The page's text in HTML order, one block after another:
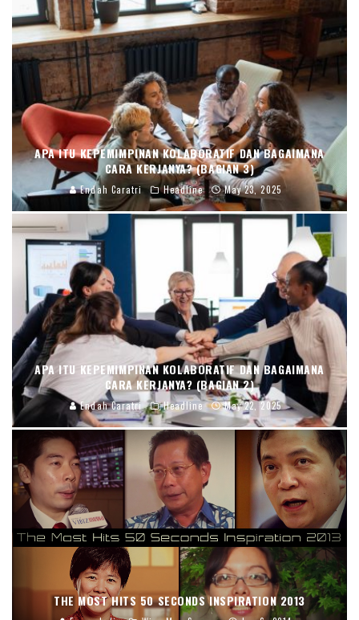
APA ITU KEPEMIMPINAN KOLABORATIF DAN BAGAIMANA
CARA KERJANYA? (BAGIAN 3)
Endah Caratri Headline May 23, 2025
APA ITU KEPEMIMPINAN KOLABORATIF DAN BAGAIMANA
CARA KERJANYA? (BAGIAN 2)
Endah Caratri Headline May 22, 2025
THE MOST HITS 50 SECONDS INSPIRATION 2013